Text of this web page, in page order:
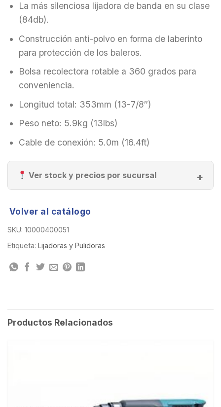
La más silenciosa lijadora de banda en su clase
(84db).
Construcción anti-polvo en forma de laberinto
para protección de los baleros.
Bolsa recolectora rotable a 360 grados para
conveniencia.
Longitud total: 353mm (13-7/8″)
Peso neto: 5.9kg (13lbs)
Cable de conexión: 5.0m (16.4ft)
Ver stock y precios por sucursal
Volver al catálogo
SKU: 10000400051
Etiqueta: Lijadoras y Pulidoras
Productos Relacionados